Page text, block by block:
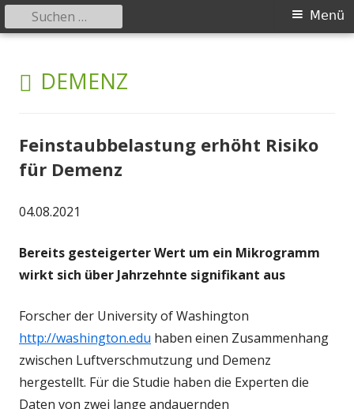
zum
Inhalt
Primäres
Menü
Suchen
nach:
SCHLAGWORT:
DEMENZ
Feinstaubbelastung erhöht Risiko
für Demenz
04.08.2021
Bereits gesteigerter Wert um ein Mikrogramm
wirkt sich über Jahrzehnte signifikant aus
Forscher der University of Washington
http://washington.edu haben einen Zusammenhang
zwischen Luftverschmutzung und Demenz
hergestellt. Für die Studie haben die Experten die
Daten von zwei lange andauernden